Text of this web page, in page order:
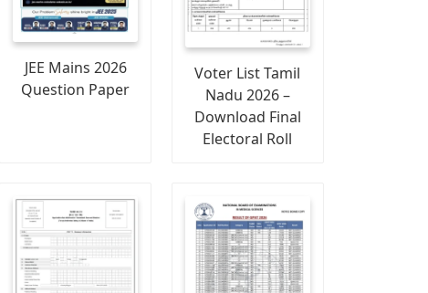
JEE Mains 2026
Question Paper
Voter List Tamil
Nadu 2026 –
Download Final
Electoral Roll